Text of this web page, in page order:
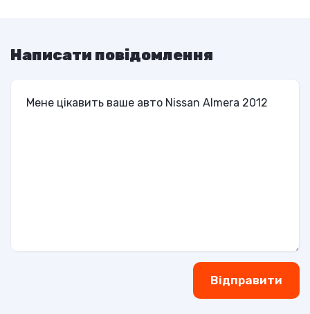
Написати повідомлення
Відправити